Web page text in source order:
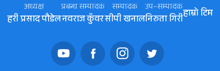
अध्यक्ष
हरी प्रसाद पौडेल
प्रबन्ध सम्पादक
नवराज कॅुवर
सम्पादक
सीपी खनाल
उप–सम्पादक
निरुता गिरीहाम्रो टिम